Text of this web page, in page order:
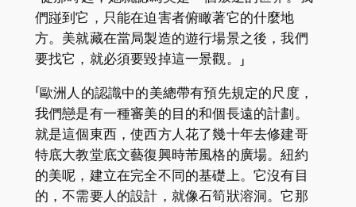
們踫到它，只能在迫害者俯瞰著它的什麼地
方。美就藏在當局製造的遊行場景之後，我們
要找它，就必須要毀掉這一景觀。」
「歐洲人的認識中的美總帶有預先規定的尺度，
我們戀是有一種審美的目的和個長遠的計劃。
就是這個東西，使西方人花了幾十年去修建哥
特底大教堂底文藝復興時芾風格的廣場。紐約
的美呢，建立在完全不同的基礎上。它沒有目
的，不需要人的設計，就像石筍狀溶洞。它那